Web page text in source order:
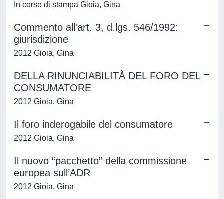
In corso di stampa Gioia, Gina
Commento all'art. 3, d.lgs. 546/1992:
giurisdizione
2012 Gioia, Gina
DELLA RINUNCIABILITÀ DEL FORO DEL
CONSUMATORE
2012 Gioia, Gina
Il foro inderogabile del consumatore
2012 Gioia, Gina
Il nuovo “pacchetto” della commissione
europea sull’ADR
2012 Gioia, Gina